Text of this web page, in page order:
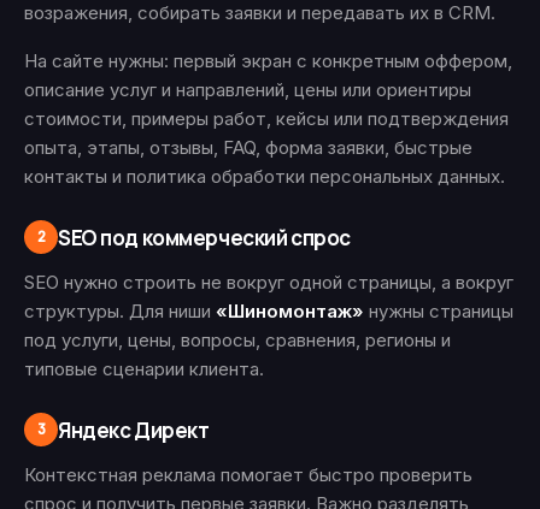
возражения, собирать заявки и передавать их в CRM.
На сайте нужны: первый экран с конкретным оффером,
описание услуг и направлений, цены или ориентиры
стоимости, примеры работ, кейсы или подтверждения
опыта, этапы, отзывы, FAQ, форма заявки, быстрые
контакты и политика обработки персональных данных.
2 SEO под коммерческий спрос
SEO нужно строить не вокруг одной страницы, а вокруг
структуры. Для ниши «Шиномонтаж» нужны страницы
под услуги, цены, вопросы, сравнения, регионы и
типовые сценарии клиента.
3 Яндекс Директ
Контекстная реклама помогает быстро проверить
спрос и получить первые заявки. Важно разделять